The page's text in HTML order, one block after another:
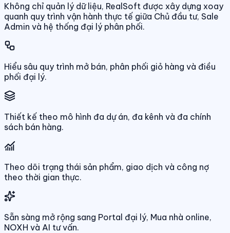
Không chỉ quản lý dữ liệu, RealSoft được xây dựng xoay
quanh quy trình vận hành thực tế giữa Chủ đầu tư, Sale
Admin và hệ thống đại lý phân phối.
Hiểu sâu quy trình mở bán, phân phối giỏ hàng và điều
phối đại lý.
Thiết kế theo mô hình đa dự án, đa kênh và đa chính
sách bán hàng.
Theo dõi trạng thái sản phẩm, giao dịch và công nợ
theo thời gian thực.
Sẵn sàng mở rộng sang Portal đại lý, Mua nhà online,
NOXH và AI tư vấn.